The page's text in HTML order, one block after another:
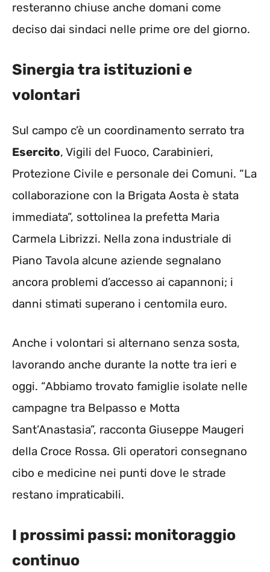
resteranno chiuse anche domani come
deciso dai sindaci nelle prime ore del giorno.
Sinergia tra istituzioni e
volontari
Sul campo c’è un coordinamento serrato tra
Esercito, Vigili del Fuoco, Carabinieri,
Protezione Civile e personale dei Comuni. “La
collaborazione con la Brigata Aosta è stata
immediata”, sottolinea la prefetta Maria
Carmela Librizzi. Nella zona industriale di
Piano Tavola alcune aziende segnalano
ancora problemi d’accesso ai capannoni; i
danni stimati superano i centomila euro.
Anche i volontari si alternano senza sosta,
lavorando anche durante la notte tra ieri e
oggi. “Abbiamo trovato famiglie isolate nelle
campagne tra Belpasso e Motta
Sant’Anastasia”, racconta Giuseppe Maugeri
della Croce Rossa. Gli operatori consegnano
cibo e medicine nei punti dove le strade
restano impraticabili.
I prossimi passi: monitoraggio
continuo